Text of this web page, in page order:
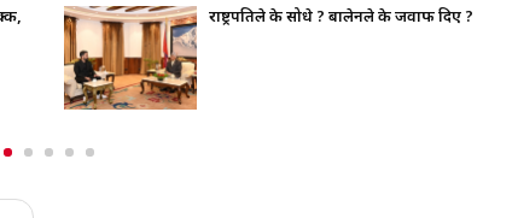
राष्ट्रपतिले के सोधे ? बालेनले के जवाफ दिए ?